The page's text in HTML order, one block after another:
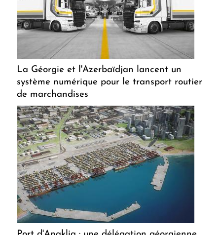
La Géorgie et l'Azerbaïdjan lancent un
système numérique pour le transport routier
de marchandises